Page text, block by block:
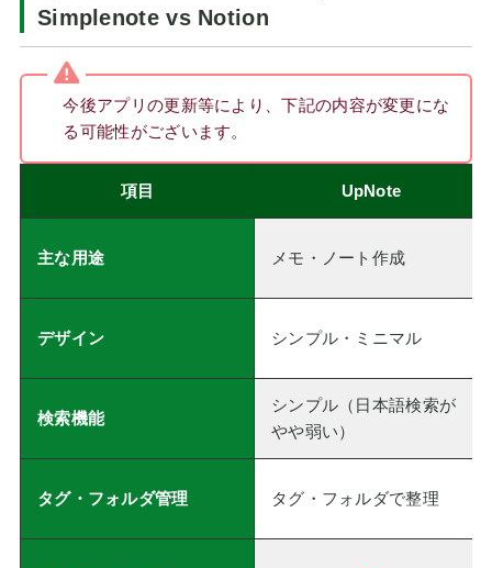
Simplenote vs Notion
今後アプリの更新等により、下記の内容が変更にな
る可能性がございます。
項目 UpNote
主な用途 メモ・ノート作成
デザイン シンプル・ミニマル
検索機能
シンプル（日本語検索が
やや弱い）
タグ・フォルダ管理 タグ・フォルダで整理